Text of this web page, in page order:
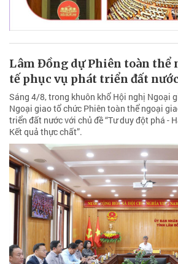
Lâm Đồng dự Phiên toàn thể
tế phục vụ phát triển đất nước
Sáng 4/8, trong khuôn khổ Hội nghị Ngoại
Ngoại giao tổ chức Phiên toàn thể ngoại
triển đất nước với chủ đề “Tư duy đột phá -
Kết quả thực chất”.